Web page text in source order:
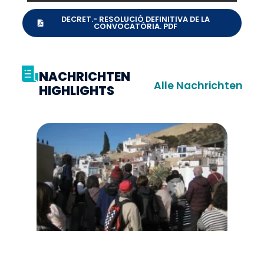
DECRET.- RESOLUCIÓ DEFINITIVA DE LA
CONVOCATÒRIA. PDF
NACHRICHTEN
HIGHLIGHTS
Alle Nachrichten